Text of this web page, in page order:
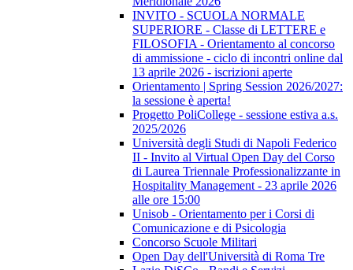
INVITO - SCUOLA NORMALE
SUPERIORE - Classe di LETTERE e
FILOSOFIA - Orientamento al concorso
di ammissione - ciclo di incontri online dal
13 aprile 2026 - iscrizioni aperte
Orientamento | Spring Session 2026/2027:
la sessione è aperta!
Progetto PoliCollege - sessione estiva a.s.
2025/2026
Università degli Studi di Napoli Federico
II - Invito al Virtual Open Day del Corso
di Laurea Triennale Professionalizzante in
Hospitality Management - 23 aprile 2026
alle ore 15:00
Unisob - Orientamento per i Corsi di
Comunicazione e di Psicologia
Concorso Scuole Militari
Open Day dell'Università di Roma Tre